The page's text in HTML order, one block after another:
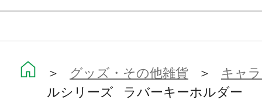
冬生まれのうさぎの子で、立川市の
とほっぺのうずまきが特徴的。
※画像は開発中のイメージ画像です
＞ グッズ・その他雑貨 ＞ キャ
ルシリーズ ラバーキーホルダー